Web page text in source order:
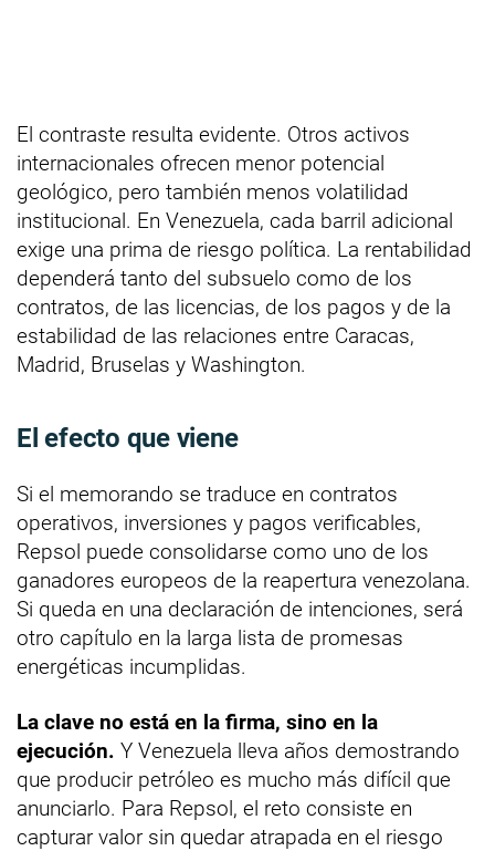
El contraste resulta evidente. Otros activos
internacionales ofrecen menor potencial
geológico, pero también menos volatilidad
institucional. En Venezuela, cada barril adicional
exige una prima de riesgo política. La rentabilidad
dependerá tanto del subsuelo como de los
contratos, de las licencias, de los pagos y de la
estabilidad de las relaciones entre Caracas,
Madrid, Bruselas y Washington.
El efecto que viene
Si el memorando se traduce en contratos
operativos, inversiones y pagos verificables,
Repsol puede consolidarse como uno de los
ganadores europeos de la reapertura venezolana.
Si queda en una declaración de intenciones, será
otro capítulo en la larga lista de promesas
energéticas incumplidas.
La clave no está en la firma, sino en la
ejecución. Y Venezuela lleva años demostrando
que producir petróleo es mucho más difícil que
anunciarlo. Para Repsol, el reto consiste en
capturar valor sin quedar atrapada en el riesgo